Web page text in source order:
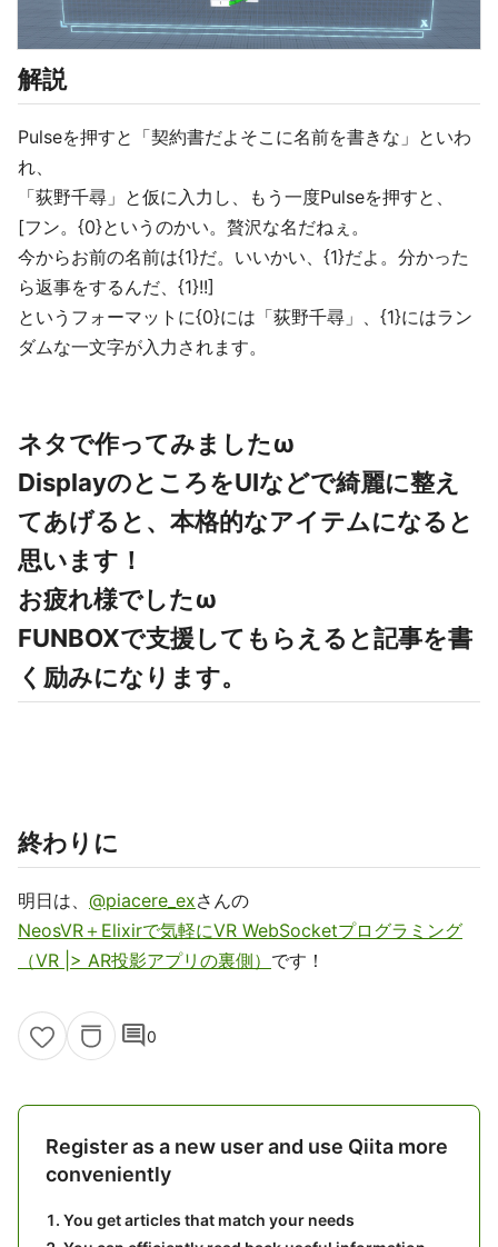
解説
Pulseを押すと「契約書だよそこに名前を書きな」といわ
れ、
「荻野千尋」と仮に入力し、もう一度Pulseを押すと、
[フン。{0}というのかい。贅沢な名だねぇ。
今からお前の名前は{1}だ。いいかい、{1}だよ。分かった
ら返事をするんだ、{1}!!]
というフォーマットに{0}には「荻野千尋」、{1}にはラン
ダムな一文字が入力されます。
ネタで作ってみましたω
DisplayのところをUIなどで綺麗に整え
てあげると、本格的なアイテムになると
思います！
お疲れ様でしたω
FUNBOXで支援してもらえると記事を書
く励みになります。
終わりに
明日は、 @piacere_exさんの
NeosVR＋Elixirで気軽にVR WebSocketプログラミング
（VR |> AR投影アプリの裏側） です！
comment0
Register as a new user and use Qiita more
conveniently
You get articles that match your needs